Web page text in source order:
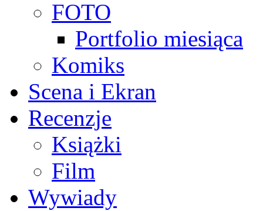
FOTO
Portfolio miesiąca
Komiks
Scena i Ekran
Recenzje
Książki
Film
Wywiady